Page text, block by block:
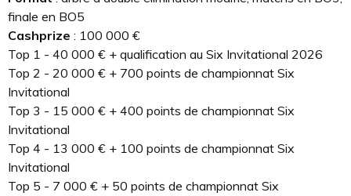
finale en BO5
Cashprize : 100 000 €
Top 1 - 40 000 € + qualification au Six Invitational 2026
Top 2 - 20 000 € + 700 points de championnat Six
Invitational
Top 3 - 15 000 € + 400 points de championnat Six
Invitational
Top 4 - 13 000 € + 100 points de championnat Six
Invitational
Top 5 - 7 000 € + 50 points de championnat Six